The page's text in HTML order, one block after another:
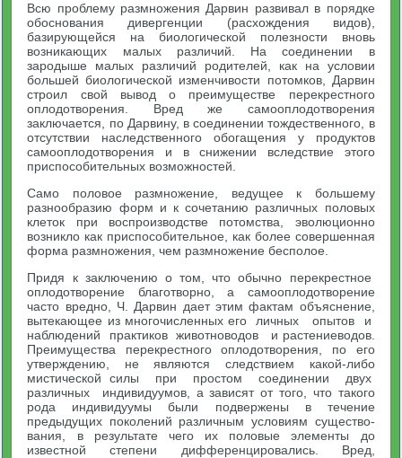
Всю проблему размножения Дарвин развивал в порядке
обосно­вания дивергенции (расхождения видов),
базирующейся на биоло­гической полезности вновь
возникающих малых различий. На соединении в
зародыше малых различий родителей, как на усло­вии
большей биологической изменчивости потомков, Дарвин
строил свой вывод о преимуществе перекрестного
оплодотворения. Вред же самооплодотворения
заключается, по Дарвину, в соеди­нении тождественного, в
отсутствии наследственного обогаще­ния у продуктов
самооплодотворения и в снижении вследствие этого
приспособительных возможностей.
Само половое размножение, ведущее к большему
разнообра­зию форм и к сочетанию различных половых
клеток при воспроиз­водстве потомства, эволюционно
возникло как приспособительное, как более совершенная
форма размножения, чем размножение бесполое.
Придя к заключению о том, что обычно перекрестное
оплодо­творение благотворно, а самооплодотворение
часто вредно, Ч. Дар­вин дает этим фактам объяснение,
вытекающее из многочисленных его личных опытов и
наблюдений практиков животноводов и растениеводов.
Преимущества перекрестного оплодотворения, по его
утверждению, не являются следствием какой-либо
мистической силы при простом соединении двух
различных индивидуумов, а зависят от того, что такого
рода индивидуумы были подвержены в течение
предыдущих поколений различным условиям существо­
вания, в результате чего их половые элементы до
известной степени дифференцировались. Вред,